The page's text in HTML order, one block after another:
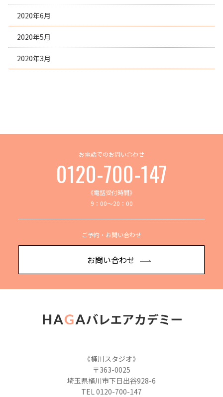
2020年6月
2020年5月
2020年3月
お電話でのお問い合わせ
0120-700-147
《電話受付時間》
9：00～20：00
ご予約・お問い合わせ
お問い合わせ
《桶川スタジオ》
〒363-0025
埼玉県桶川市下日出谷928-6
TEL 0120-700-147